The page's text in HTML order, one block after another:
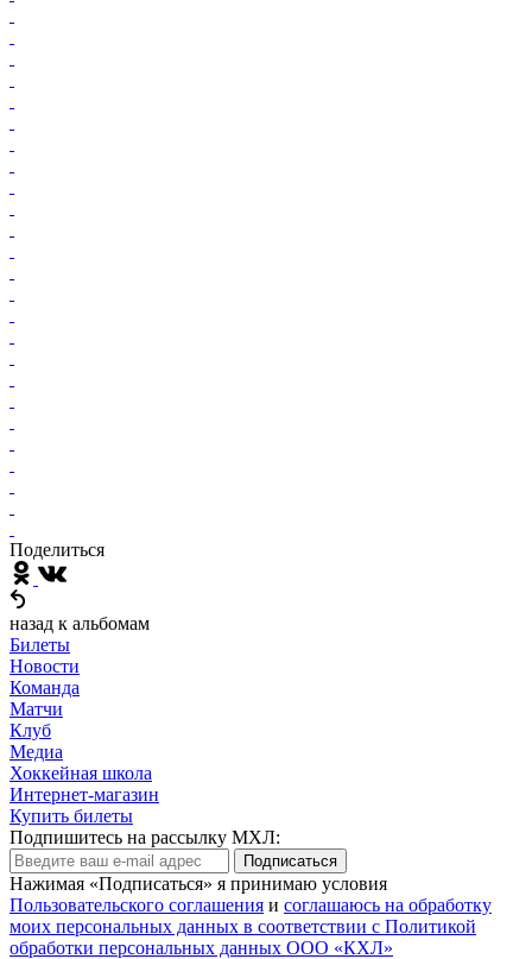
Поделиться
назад к альбомам
Билеты
Новости
Команда
Матчи
Клуб
Медиа
Хоккейная школа
Интернет-магазин
Купить билеты
Подпишитесь на рассылку МХЛ:
Подписаться
Нажимая «Подписаться» я принимаю условия
Пользовательского соглашения и соглашаюсь на обработку
моих персональных данных в соответствии с Политикой
обработки персональных данных ООО «КХЛ»